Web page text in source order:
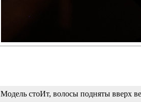
Модель стоИт, волосы подняты вверх